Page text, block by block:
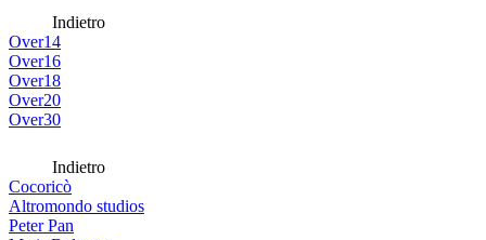
Indietro
Over14
Over16
Over18
Over20
Over30
Indietro
Cocoricò
Altromondo studios
Peter Pan